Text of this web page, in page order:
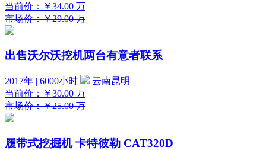
当前价：
￥34.00 万
市场价：￥29.00 万
出售沃尔沃挖机两台有意者联系
2017年 | 6000小时
云南昆明
当前价：
￥30.00 万
市场价：￥25.00 万
履带式挖掘机 卡特彼勒 CAT320D